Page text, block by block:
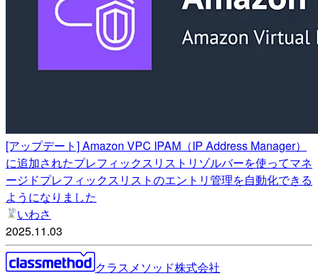
[アップデート] Amazon VPC IPAM（IP Address Manager）
に追加されたプレフィックスリストリゾルバーを使ってマネ
ージドプレフィックスリストのエントリ管理を自動化できる
ようになりました
いわさ
2025.11.03
クラスメソッド株式会社